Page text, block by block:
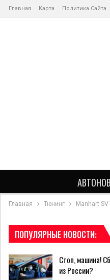
Главная Карта Политика Сайта
Главная Тюнинг Manhart
ПОПУЛЯРНЫЕ НОВОСТИ:
Стоп, машина!
из России?